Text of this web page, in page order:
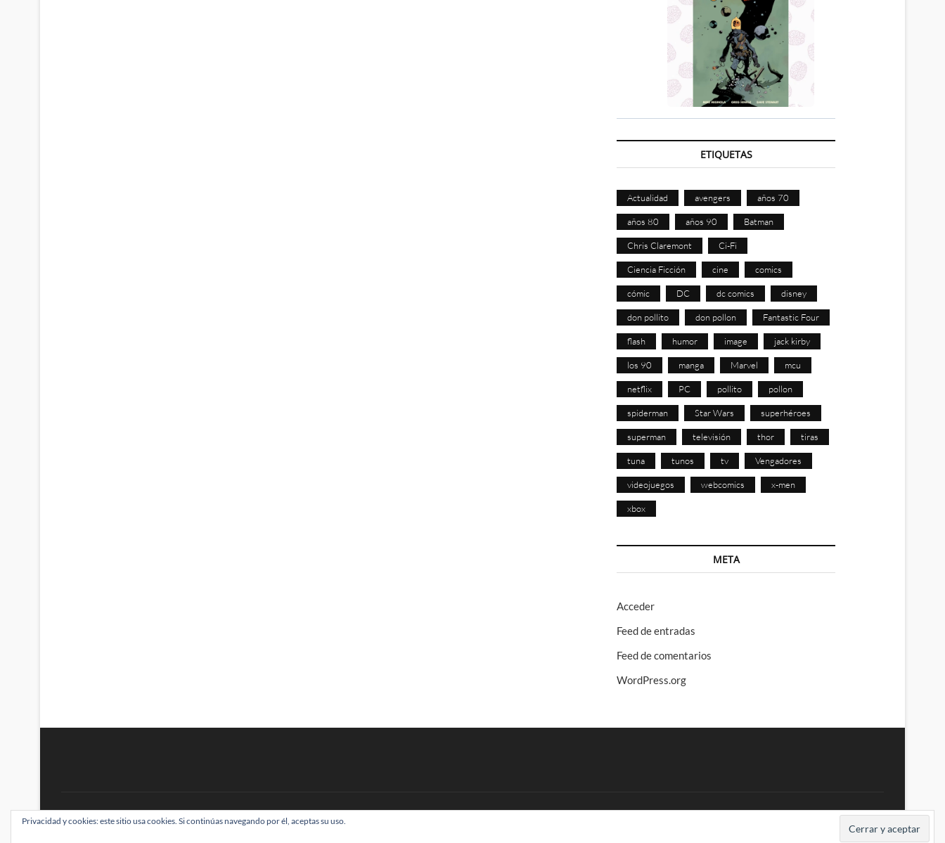
ETIQUETAS
Actualidad avengers años 70
años 80 años 90 Batman
Chris Claremont Ci-Fi
Ciencia Ficción cine comics
cómic DC dc comics disney
don pollito don pollon Fantastic Four
flash humor image jack kirby
los 90 manga Marvel mcu
netflix PC pollito pollon
spiderman Star Wars superhéroes
superman televisión thor tiras
tuna tunos tv Vengadores
videojuegos webcomics x-men
xbox
META
Acceder
Feed de entradas
Feed de comentarios
WordPress.org
BRAINSTOMPING| Diseñado por:Theme Freesia|WordPress| © Todos los derechos reservados
Privacidad y cookies: este sitio usa cookies. Si continúas navegando por él, aceptas su uso.